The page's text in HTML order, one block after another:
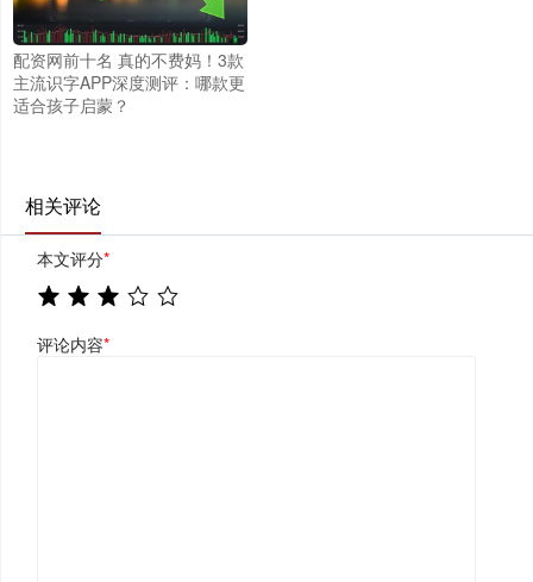
配资网前十名 真的不费妈！3款
主流识字APP深度测评：哪款更
适合孩子启蒙？
相关评论
本文评分*
评论内容*